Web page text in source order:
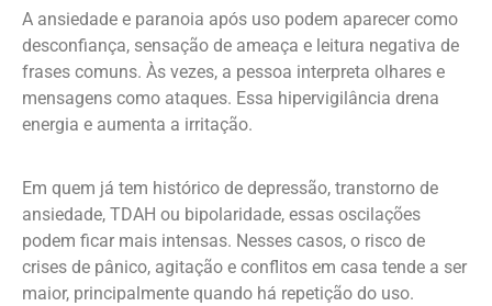
A ansiedade e paranoia após uso podem aparecer como
desconfiança, sensação de ameaça e leitura negativa de
frases comuns. Às vezes, a pessoa interpreta olhares e
mensagens como ataques. Essa hipervigilância drena
energia e aumenta a irritação.
Em quem já tem histórico de depressão, transtorno de
ansiedade, TDAH ou bipolaridade, essas oscilações
podem ficar mais intensas. Nesses casos, o risco de
crises de pânico, agitação e conflitos em casa tende a ser
maior, principalmente quando há repetição do uso.